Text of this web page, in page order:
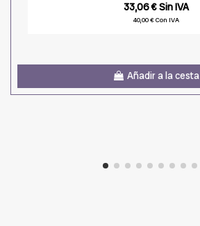
33,06 € Sin IVA
40,00 € Con IVA
Añadir a la cesta